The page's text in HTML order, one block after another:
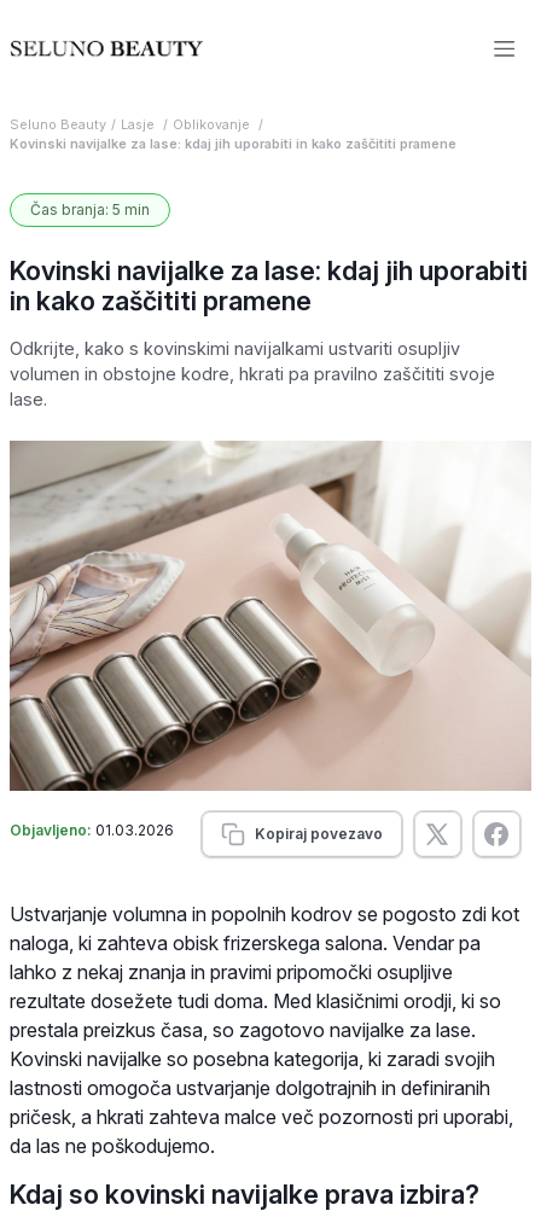
Seluno Beauty Lasje
Oblikovanje
Kovinski navijalke za lase: kdaj jih uporabiti in kako zaščititi pramene
Čas branja: 5 min
Kovinski navijalke za lase: kdaj jih uporabiti
in kako zaščititi pramene
Odkrijte, kako s kovinskimi navijalkami ustvariti osupljiv
volumen in obstojne kodre, hkrati pa pravilno zaščititi svoje
lase.
Objavljeno: 01.03.2026 Kopiraj povezavo
Ustvarjanje volumna in popolnih kodrov se pogosto zdi kot
naloga, ki zahteva obisk frizerskega salona. Vendar pa
lahko z nekaj znanja in pravimi pripomočki osupljive
rezultate dosežete tudi doma. Med klasičnimi orodji, ki so
prestala preizkus časa, so zagotovo navijalke za lase.
Kovinski navijalke so posebna kategorija, ki zaradi svojih
lastnosti omogoča ustvarjanje dolgotrajnih in definiranih
pričesk, a hkrati zahteva malce več pozornosti pri uporabi,
da las ne poškodujemo.
Kdaj so kovinski navijalke prava izbira?